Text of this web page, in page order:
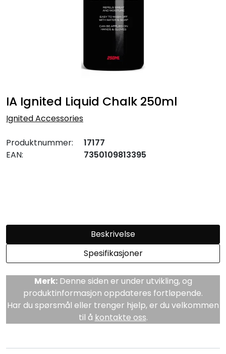
IA Ignited Liquid Chalk 250ml
Ignited Accessories
Produktnummer:
17177
EAN:
7350109813395
Beskrivelse
Spesifikasjoner
Merk:Denne siden er under utvikling, og
produktinformasjon oppdateres fortløpende.
Har du spørsmål eller trenger hjelp, er du velkommen
til å kontakte oss.